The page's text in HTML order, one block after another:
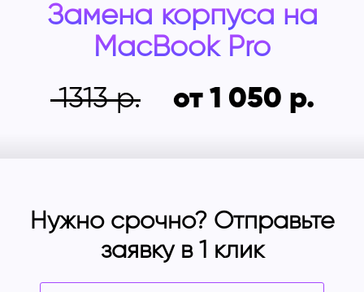
Замена корпуса на
MacBook Pro
1313
от 1 050
Нужно срочно? Отправьте
заявку в 1 клик